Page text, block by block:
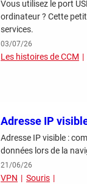
Vous utilisez le port
ordinateur ? Cette
services.
03/07/26
Les histoires de CCM
Adresse IP
Adresse IP visible :
données lors de la
21/06/26
VPN Souris